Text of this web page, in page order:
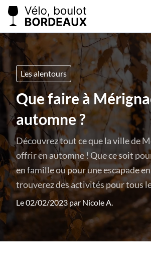
Les alentours
Que faire à
automne ?
Découvrez tout ce que la ville de
offrir en automne ! Que ce soit
en famille ou pour une escapade
trouverez des activités pour tous
Le 02/02/2023 parNicole A.